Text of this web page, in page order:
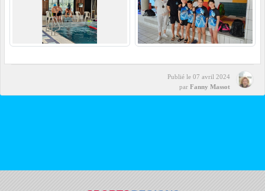
Publié le 07 avril 2024
par Fanny Massot